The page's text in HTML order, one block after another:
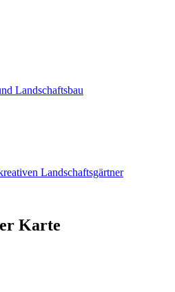
Landschaftsbau
Landschaftsgärtner
Karte